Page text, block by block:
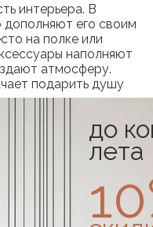
интерьера. В
его своим
на полке или
наполняют
атмосферу.
подарить душу
свечей
оригинальных и
ничто из них не
живой огонь.
квартиры не так
доступны и
приятным светом;
до
лета